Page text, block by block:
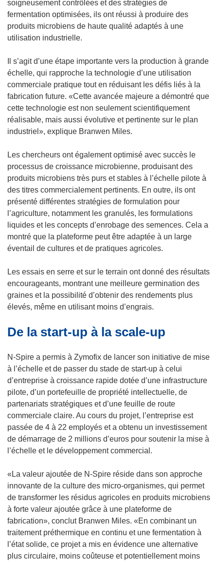
soigneusement contrôlées et des stratégies de
fermentation optimisées, ils ont réussi à produire des
produits microbiens de haute qualité adaptés à une
utilisation industrielle.
Il s’agit d’une étape importante vers la production à grande
échelle, qui rapproche la technologie d’une utilisation
commerciale pratique tout en réduisant les défis liés à la
fabrication future. «Cette avancée majeure a démontré que
cette technologie est non seulement scientifiquement
réalisable, mais aussi évolutive et pertinente sur le plan
industriel», explique Branwen Miles.
Les chercheurs ont également optimisé avec succès le
processus de croissance microbienne, produisant des
produits microbiens très purs et stables à l’échelle pilote à
des titres commercialement pertinents. En outre, ils ont
présenté différentes stratégies de formulation pour
l’agriculture, notamment les granulés, les formulations
liquides et les concepts d’enrobage des semences. Cela a
montré que la plateforme peut être adaptée à un large
éventail de cultures et de pratiques agricoles.
Les essais en serre et sur le terrain ont donné des résultats
encourageants, montrant une meilleure germination des
graines et la possibilité d’obtenir des rendements plus
élevés, même en utilisant moins d’engrais.
De la start-up à la scale-up
N-Spire a permis à Zymofix de lancer son initiative de mise
à l’échelle et de passer du stade de start-up à celui
d’entreprise à croissance rapide dotée d’une infrastructure
pilote, d’un portefeuille de propriété intellectuelle, de
partenariats stratégiques et d’une feuille de route
commerciale claire. Au cours du projet, l’entreprise est
passée de 4 à 22 employés et a obtenu un investissement
de démarrage de 2 millions d’euros pour soutenir la mise à
l’échelle et le développement commercial.
«La valeur ajoutée de N-Spire réside dans son approche
innovante de la culture des micro-organismes, qui permet
de transformer les résidus agricoles en produits microbiens
à forte valeur ajoutée grâce à une plateforme de
fabrication», conclut Branwen Miles. «En combinant un
traitement préthermique en continu et une fermentation à
l’état solide, ce projet a mis en évidence une alternative
plus circulaire, moins coûteuse et potentiellement moins